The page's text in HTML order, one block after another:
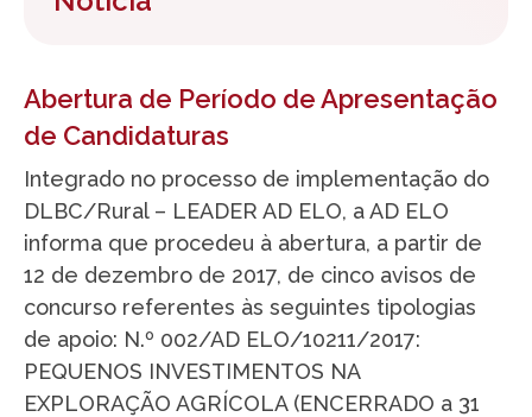
Abertura de Período de Apresentação
de Candidaturas
Integrado no processo de implementação do
DLBC/Rural – LEADER AD ELO, a AD ELO
informa que procedeu à abertura, a partir de
12 de dezembro de 2017, de cinco avisos de
concurso referentes às seguintes tipologias
de apoio: N.º 002/AD ELO/10211/2017:
PEQUENOS INVESTIMENTOS NA
EXPLORAÇÃO AGRÍCOLA (ENCERRADO a 31